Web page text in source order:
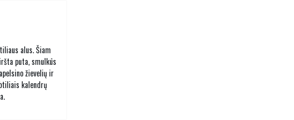
alus. Šiam
puta, smulkūs
žievelių ir
kalendrų